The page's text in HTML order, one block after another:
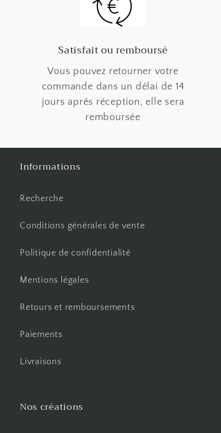
Satisfait ou remboursé
Vous pouvez retourner votre
commande dans un délai de 14
jours aprés réception, elle sera
remboursée
Informations
Recherche
Conditions générales de vente
Politique de confidentialité
Mentions légales
Retours et remboursements
Paiements
Livraisons
Nos créations